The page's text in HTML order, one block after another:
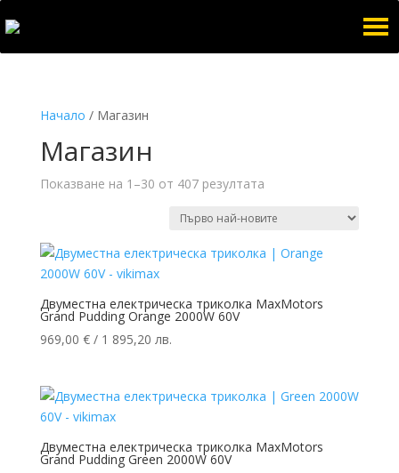
Начало / Магазин
Магазин
Показване на 1–30 от 407 резултатаSorted
latest
Двуместна електрическа триколка MaxMotors
Grand Pudding Orange 2000W 60V
969,00 €/ 1 895,20 лв.
Двуместна електрическа триколка MaxMotors
Grand Pudding Green 2000W 60V